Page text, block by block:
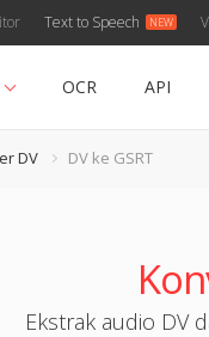
Text to Speech
OCR API
DV DV ke GSRT
Ekstrak audio DV